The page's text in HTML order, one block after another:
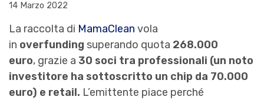
14 Marzo 2022
La raccolta di MamaClean vola
in overfunding superando quota 268.000
euro, grazie a 30 soci tra professionali (un noto
investitore ha sottoscritto un chip da 70.000
euro) e retail. L’emittente piace perché